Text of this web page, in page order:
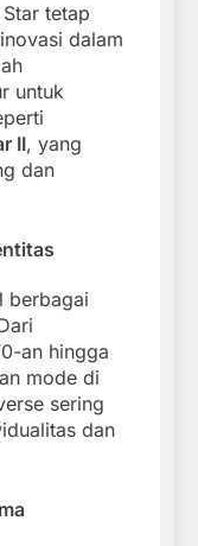
tetap
dalam
untuk
II, yang
dan
berbagai
an hingga
mode di
sering
dan